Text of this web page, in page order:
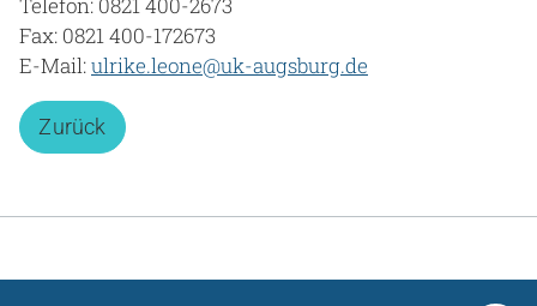
Notaufnahme
Fax: 0821 400-172673
E-Mail:ulrike.leone@uk-augsburg.de
Zurück